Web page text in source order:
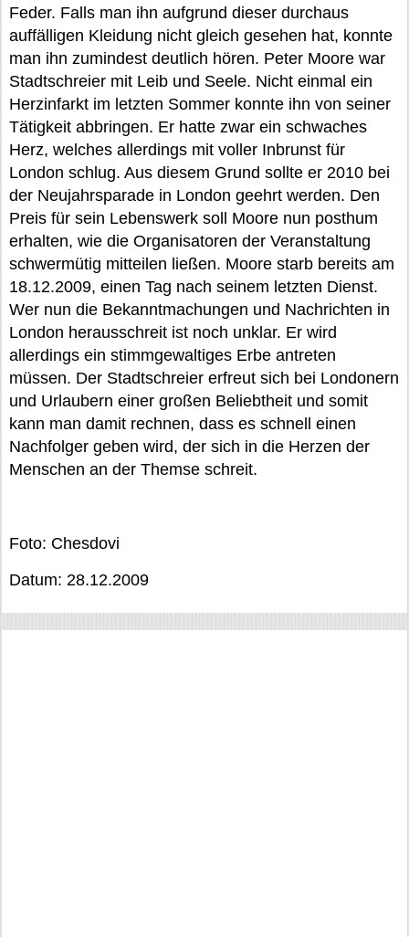
Feder. Falls man ihn aufgrund dieser durchaus
auffälligen Kleidung nicht gleich gesehen hat, konnte
man ihn zumindest deutlich hören. Peter Moore war
Stadtschreier mit Leib und Seele. Nicht einmal ein
Herzinfarkt im letzten Sommer konnte ihn von seiner
Tätigkeit abbringen. Er hatte zwar ein schwaches
Herz, welches allerdings mit voller Inbrunst für
London schlug. Aus diesem Grund sollte er 2010 bei
der Neujahrsparade in London geehrt werden. Den
Preis für sein Lebenswerk soll Moore nun posthum
erhalten, wie die Organisatoren der Veranstaltung
schwermütig mitteilen ließen. Moore starb bereits am
18.12.2009, einen Tag nach seinem letzten Dienst.
Wer nun die Bekanntmachungen und Nachrichten in
London herausschreit ist noch unklar. Er wird
allerdings ein stimmgewaltiges Erbe antreten
müssen. Der Stadtschreier erfreut sich bei Londonern
und Urlaubern einer großen Beliebtheit und somit
kann man damit rechnen, dass es schnell einen
Nachfolger geben wird, der sich in die Herzen der
Menschen an der Themse schreit.
Foto: Chesdovi
Datum: 28.12.2009